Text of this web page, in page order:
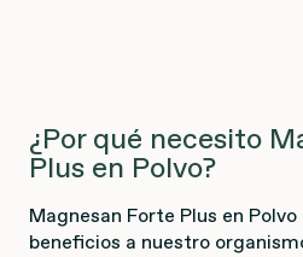
¿Por qué necesito
Plus en Polvo?
Magnesan Forte Plus en
beneficios a nuestro